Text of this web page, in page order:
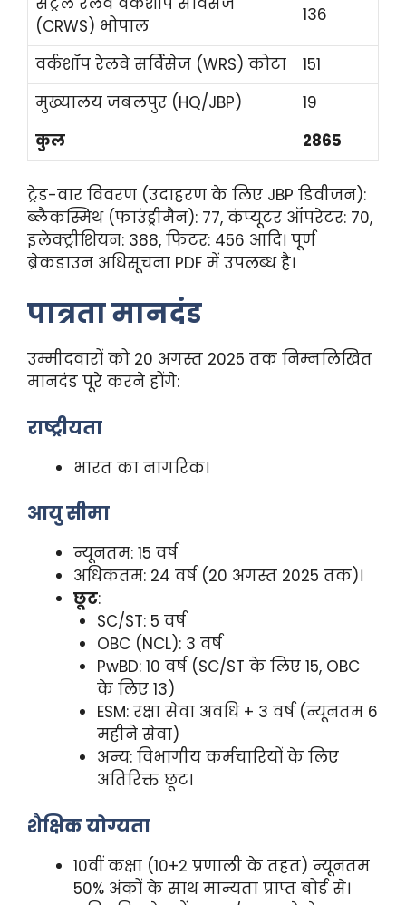
(CRWS) भोपाल
136
वर्कशॉप रेलवे सर्विसेज (WRS) कोटा
151
मुख्यालय जबलपुर (HQ/JBP)
19
कुल
2865
ट्रेड-वार विवरण (उदाहरण के लिए JBP डिवीजन):
ब्लैकस्मिथ (फाउंड्रीमैन): 77, कंप्यूटर ऑपरेटर: 70,
इलेक्ट्रीशियन: 388, फिटर: 456 आदि। पूर्ण
ब्रेकडाउन अधिसूचना PDF में उपलब्ध है।
पात्रता मानदंड
उम्मीदवारों को 20 अगस्त 2025 तक निम्नलिखित
मानदंड पूरे करने होंगे:
राष्ट्रीयता
भारत का नागरिक।
आयु सीमा
न्यूनतम: 15 वर्ष
अधिकतम: 24 वर्ष (20 अगस्त 2025 तक)।
छूट:
SC/ST: 5 वर्ष
OBC (NCL): 3 वर्ष
PwBD: 10 वर्ष (SC/ST के लिए 15, OBC
के लिए 13)
ESM: रक्षा सेवा अवधि + 3 वर्ष (न्यूनतम 6
महीने सेवा)
अन्य: विभागीय कर्मचारियों के लिए
अतिरिक्त छूट।
शैक्षिक योग्यता
10वीं कक्षा (10+2 प्रणाली के तहत) न्यूनतम
50% अंकों के साथ मान्यता प्राप्त बोर्ड से।